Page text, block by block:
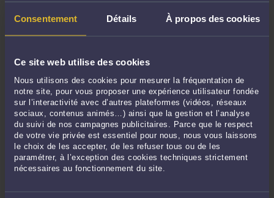
Consentement Détails À propos des cookies
Ce site web utilise des cookies
Nous utilisons des cookies pour mesurer la fréquentation de
notre site, pour vous proposer une expérience utilisateur fondée
sur l’interactivité avec d’autres plateformes (vidéos, réseaux
sociaux, contenus animés…) ainsi que la gestion et l’analyse
du suivi de nos campagnes publicitaires. Parce que le respect
de votre vie privée est essentiel pour nous, nous vous laissons
le choix de les accepter, de les refuser tous ou de les
paramétrer, à l’exception des cookies techniques strictement
nécessaires au fonctionnement du site.
Mai 2023
Mars 2023
Février 2023
Janvier 2023
Décembre 2022
Novembre 2022
Octobre 2022
Septembre 2022
Août 2022
Juillet 2022